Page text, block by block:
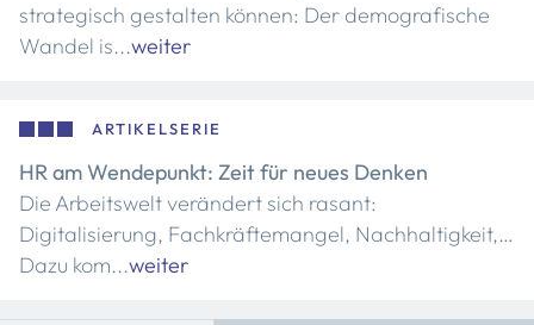
strategisch gestalten können: Der demografische
Wandel is...weiter
ARTIKELSERIE
HR am Wendepunkt: Zeit für neues Denken
Die Arbeitswelt verändert sich rasant:
Digitalisierung, Fachkräftemangel, Nachhaltigkeit,…
Dazu kom...weiter